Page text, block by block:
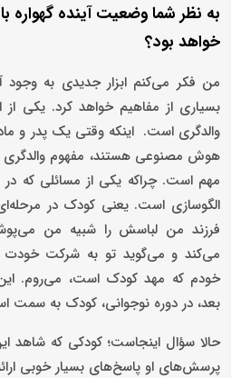
به نظر شما وضعیت آینده گهواره
خواهد بود؟
من فکر می‌کنم ابزار جدیدی به وجود
بسیاری از مفاهیم خواهد کرد. یکی
والدگری است. اینکه وقتی یک پدر و
هوش مصنوعی هستند، مفهوم والدگری
مهم است. چراکه یکی از مسائلی که در
الگوسازی است. یعنی کودک در
فرزند من لباسش را شبیه من
می‌کند و می‌گوید تو به شرکت
خودم که مهد کودک است، می‌روم.
بعد، در دوره نوجوانی، کودک به سمت
حالا سؤال اینجاست؛ کودکی که شاهد
پرسش‌های او پاسخ‌های بسیار خوبی